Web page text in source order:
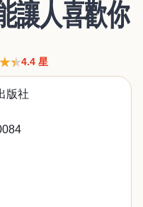
讓人喜歡你
4.4 星
版社